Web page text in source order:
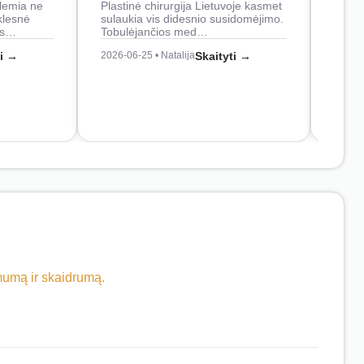
ne
→
Plastinė chirurgija Lietuvoje kasmet
sulaukia vis didesnio susidomėjimo.
Tobulėjančios med…
2026-06-25 • NatalijaSkaityti →
ir skaidrumą.